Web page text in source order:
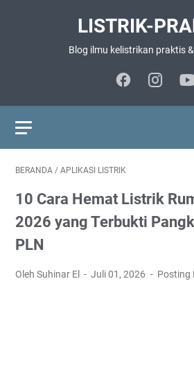
LISTRIK-
Blog ilmu kelistrikan praktis
BERANDA / APLIKASI LISTRIK
10 Cara Hemat Listrik
2026 yang Terbukti
PLN
Oleh Suhinar El Juli 01, 2026 Posting